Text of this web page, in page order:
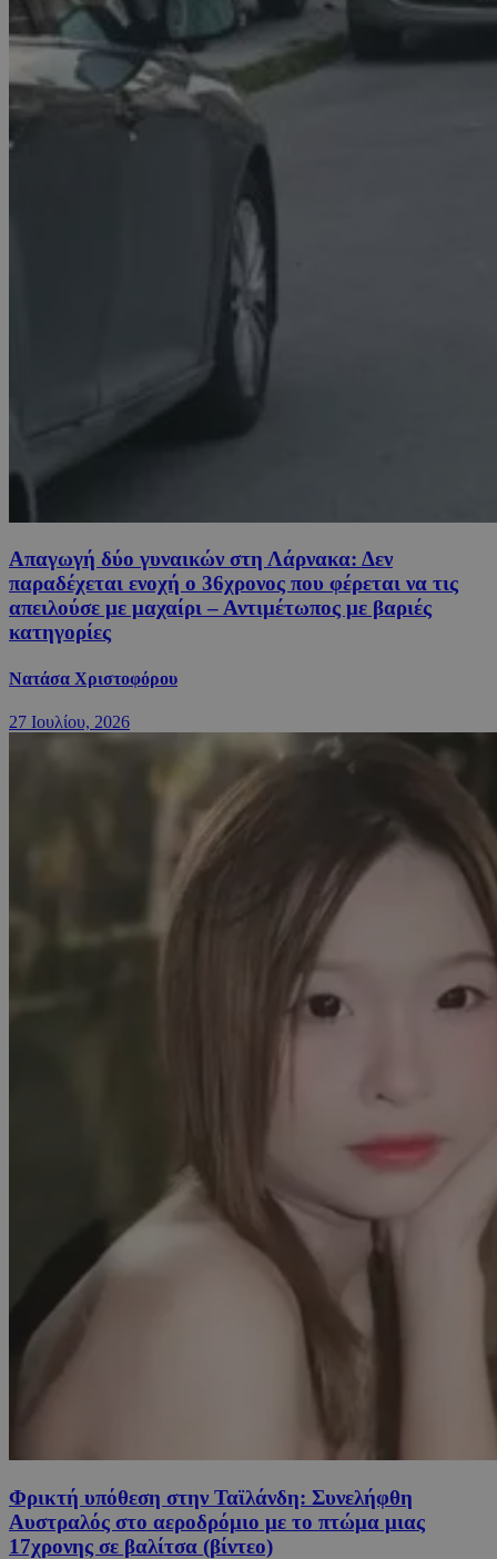
Απαγωγή δύο γυναικών στη Λάρνακα: Δεν
παραδέχεται ενοχή ο 36χρονος που φέρεται να τις
απειλούσε με μαχαίρι – Αντιμέτωπος με βαριές
κατηγορίες
Νατάσα Χριστοφόρου
27 Ιουλίου, 2026
Φρικτή υπόθεση στην Ταϊλάνδη: Συνελήφθη
Αυστραλός στο αεροδρόμιο με το πτώμα μιας
17χρονης σε βαλίτσα (βίντεο)